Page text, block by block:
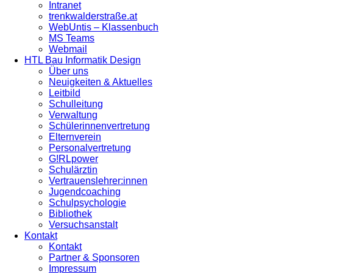
Intranet
trenkwalderstraße.at
WebUntis – Klassenbuch
MS Teams
Webmail
HTL Bau Informatik Design
Über uns
Neuigkeiten & Aktuelles
Leitbild
Schulleitung
Verwaltung
Schülerinnenvertretung
Elternverein
Personalvertretung
G!RLpower
Schulärztin
Vertrauenslehrer:innen
Jugendcoaching
Schulpsychologie
Bibliothek
Versuchsanstalt
Kontakt
Kontakt
Partner & Sponsoren
Impressum